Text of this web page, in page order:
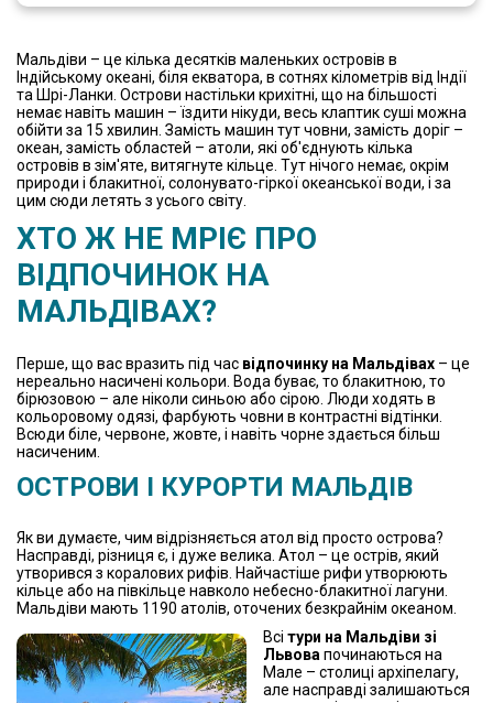
Мальдіви – це кілька десятків маленьких островів в
Індійському океані, біля екватора, в сотнях кілометрів від Індії
та Шрі-Ланки. Острови настільки крихітні, що на більшості
немає навіть машин – їздити нікуди, весь клаптик суші можна
обійти за 15 хвилин. Замість машин тут човни, замість доріг –
океан, замість областей – атоли, які об'єднують кілька
островів в зім'яте, витягнуте кільце. Тут нічого немає, окрім
природи і блакитної, солонувато-гіркої океанської води, і за
цим сюди летять з усього світу.
ХТО Ж НЕ МРІЄ ПРО
ВІДПОЧИНОК НА
МАЛЬДІВАХ?
Перше, що вас вразить під час відпочинку на Мальдівах – це
нереально насичені кольори. Вода буває, то блакитною, то
бірюзовою – але ніколи синьою або сірою. Люди ходять в
кольоровому одязі, фарбують човни в контрастні відтінки.
Всюди біле, червоне, жовте, і навіть чорне здається більш
насиченим.
ОСТРОВИ І КУРОРТИ МАЛЬДІВ
Як ви думаєте, чим відрізняється атол від просто острова?
Насправді, різниця є, і дуже велика. Атол – це острів, який
утворився з коралових рифів. Найчастіше рифи утворюють
кільце або на півкільце навколо небесно-блакитної лагуни.
Мальдіви мають 1190 атолів, оточених безкрайнім океаном.
Всі тури на Мальдіви зі
Львовапочинаються на
Мале – столиці архіпелагу,
але насправді залишаються